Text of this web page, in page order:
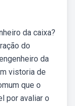
da caixa?
do
da
vistoria de
que o
por avaliar o